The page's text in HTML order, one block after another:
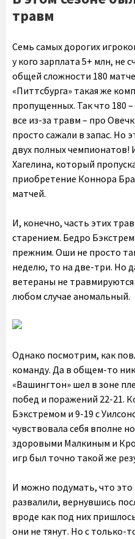
травм
Семь самых дорогих
у кого зарплата 5+ млн, не
общей сложности 180
«Питтсбурга» такая же
пропущенных. Так что 180
все из-за травм – про
просто сажали в запас. Но
двух полных чемпионатов!
Хагелина, который
приобретение Коннора
матчей.
И, конечно, часть этих
старением. Бедро
прежним. Оши не просто
неделю, то на две-три. Но
ветераны не травмируются
любом случае аномальный.
Однако посмотрим, как
команду. Да в общем-то
«Вашингтон» шел в зоне
побед и поражений 22-21.
Бэкстремом и 9-19 с
чувствовала себя вполне
здоровыми Малкиным и
игр был точно такой же
И можно подумать, что это
развалили, вернувшись
вроде как под них
они не тянут. Но с только-